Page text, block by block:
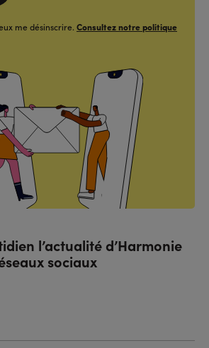
me désinscrire. Consultez notre politique
l’actualité d’Harmonie
sociaux